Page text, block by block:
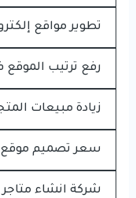
تطوير مواقع
رفع ترتيب
زيادة مبيعات
سعر تصميم موقع
شركة انشاء